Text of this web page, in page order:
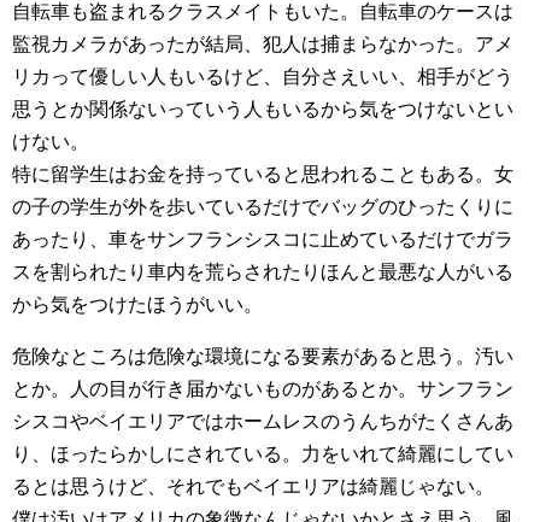
自転車も盗まれるクラスメイトもいた。自転車のケースは
監視カメラがあったが結局、犯人は捕まらなかった。アメ
リカって優しい人もいるけど、自分さえいい、相手がどう
思うとか関係ないっていう人もいるから気をつけないとい
けない。
特に留学生はお金を持っていると思われることもある。女
の子の学生が外を歩いているだけでバッグのひったくりに
あったり、車をサンフランシスコに止めているだけでガラ
スを割られたり車内を荒らされたりほんと最悪な人がいる
から気をつけたほうがいい。
危険なところは危険な環境になる要素があると思う。汚い
とか。人の目が行き届かないものがあるとか。サンフラン
シスコやベイエリアではホームレスのうんちがたくさんあ
り、ほったらかしにされている。力をいれて綺麗にしてい
るとは思うけど、それでもベイエリアは綺麗じゃない。